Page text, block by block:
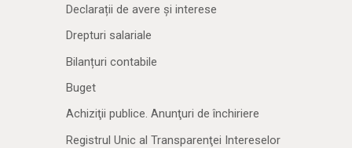
Declarații de avere și interese
Drepturi salariale
Bilanțuri contabile
Buget
Achiziţii publice. Anunţuri de închiriere
Registrul Unic al Transparenţei Intereselor